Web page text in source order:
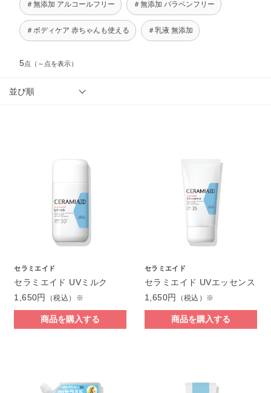
＃無添加 アルコールフリー ＃無添加 パラベンフリー
＃ボディケア 赤ちゃんも使える ＃乳液 無添加
5点 （～点を表示）
並び順
セラミエイド
セラミエイド UVミルク
1,650円
（税込）※
商品を購入する
セラミエイド
セラミエイド UVエッセンス
1,650円
（税込）※
商品を購入する